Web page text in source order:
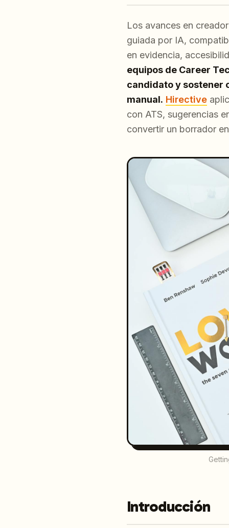
Los avances en
guiada por IA,
en evidencia,
equipos de Career
candidato y sostener
manual. Hirective
con ATS, sugerencias
convertir un borrador
Introducción